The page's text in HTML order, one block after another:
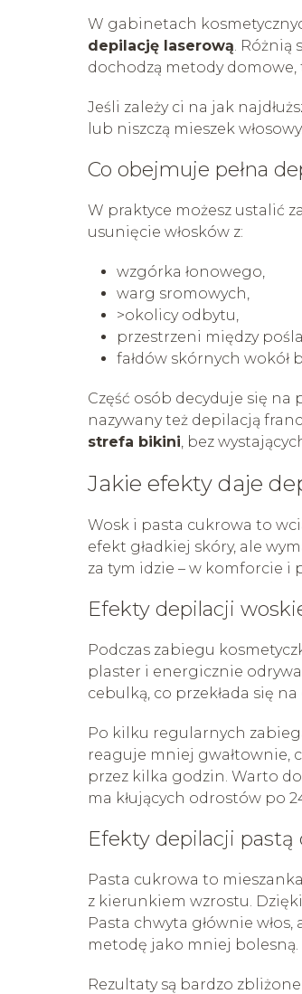
W gabinetach
depilację laserową. Różnią
dochodzą metody
Jeśli zależy ci na jak
lub niszczą mieszek
Co obejmuje pełna
W praktyce możesz ustalić
usunięcie włosków z:
wzgórka łonowego,
warg sromowych,
>okolicy odbytu,
przestrzeni między
fałdów skórnych wokół
Część osób decyduje się
nazywany też depilacją
strefa bikini, bez
Jakie efekty daje
Wosk i pasta cukrowa to
efekt gładkiej skóry, ale
za tym idzie – w komforcie i
Efekty depilacji
Podczas zabiegu
plaster i energicznie
cebulką, co przekłada się na
Po kilku regularnych
reaguje mniej gwałtownie,
przez kilka godzin. Warto
ma kłujących odrostów po
Efekty depilacji pastą
Pasta cukrowa to
z kierunkiem wzrostu.
Pasta chwyta głównie
metodę jako mniej bolesną.
Rezultaty są bardzo